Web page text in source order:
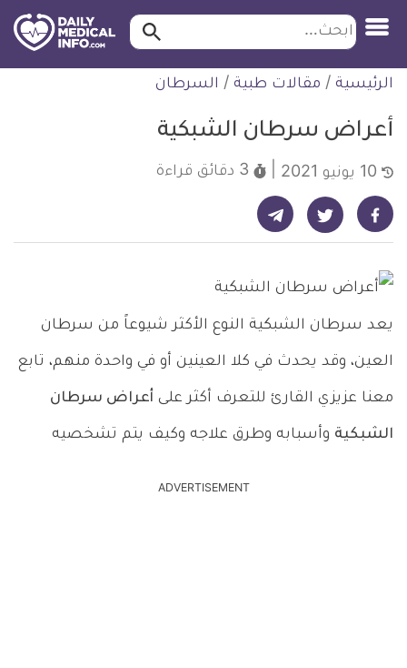
التخطي
للمحتوى
ابحث ابحث…
الرئيسية / مقالات طبية / السرطان
أعراض سرطان الشبكية
3 دقائق قراءة
شارك على فيسبوك - ديلي ميديكال انفو شارك على تويتر - ديلي ميديكال انفو شارك على تيليجرام - ديلي ميديكال انفو
يعد سرطان الشبكية النوع الأكثر شيوعاً من سرطان
العين، وقد يحدث في كلا العينين أو في واحدة منهم، تابع
معنا عزيزي القارئ للتعرف أكثر على أعراض سرطان
الشبكية وأسبابه وطرق علاجه وكيف يتم تشخصيه
ADVERTISEMENT